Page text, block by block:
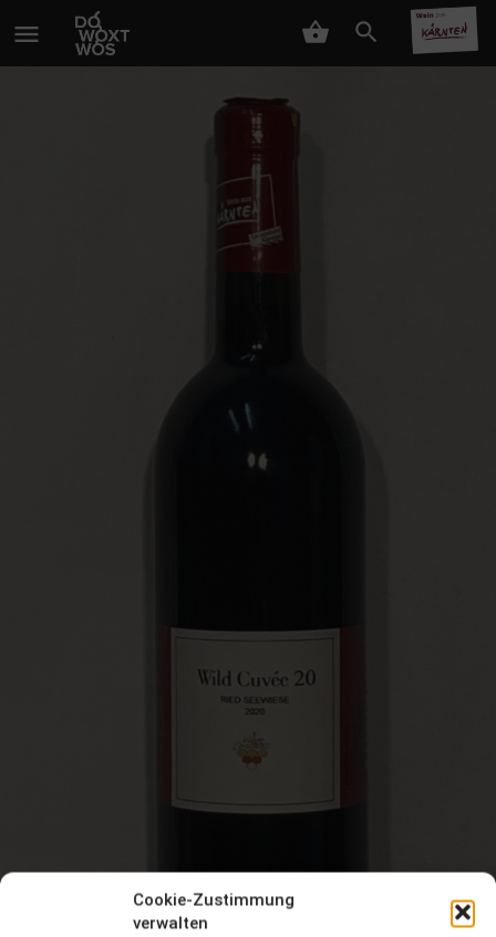
Cookie-Zustimmung
verwalten